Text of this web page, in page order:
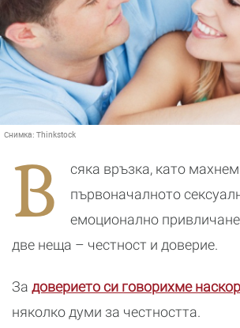
Снимка: Thinkstock
В
сяка връзка, като махнем
първоначалното
емоционално
две неща – честност и доверие.
За доверието си говорихме
няколко думи за честността.